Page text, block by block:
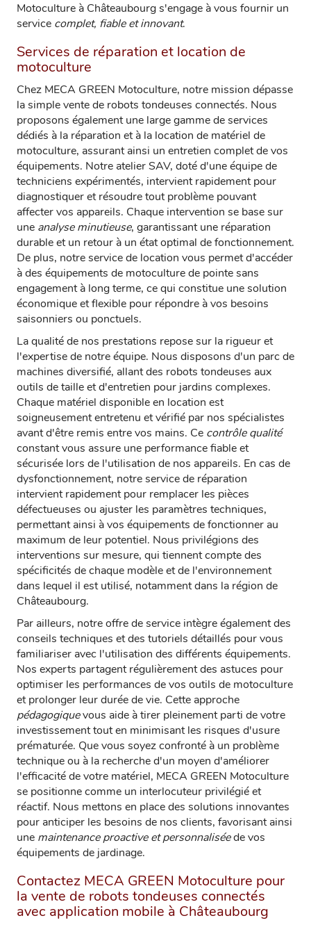
Motoculture à Châteaubourg s'engage à vous fournir un
service complet, fiable et innovant.
Services de réparation et location de
motoculture
Chez MECA GREEN Motoculture, notre mission dépasse
la simple vente de robots tondeuses connectés. Nous
proposons également une large gamme de services
dédiés à la réparation et à la location de matériel de
motoculture, assurant ainsi un entretien complet de vos
équipements. Notre atelier SAV, doté d'une équipe de
techniciens expérimentés, intervient rapidement pour
diagnostiquer et résoudre tout problème pouvant
affecter vos appareils. Chaque intervention se base sur
une analyse minutieuse, garantissant une réparation
durable et un retour à un état optimal de fonctionnement.
De plus, notre service de location vous permet d'accéder
à des équipements de motoculture de pointe sans
engagement à long terme, ce qui constitue une solution
économique et flexible pour répondre à vos besoins
saisonniers ou ponctuels.
La qualité de nos prestations repose sur la rigueur et
l'expertise de notre équipe. Nous disposons d'un parc de
machines diversifié, allant des robots tondeuses aux
outils de taille et d'entretien pour jardins complexes.
Chaque matériel disponible en location est
soigneusement entretenu et vérifié par nos spécialistes
avant d'être remis entre vos mains. Ce contrôle qualité
constant vous assure une performance fiable et
sécurisée lors de l'utilisation de nos appareils. En cas de
dysfonctionnement, notre service de réparation
intervient rapidement pour remplacer les pièces
défectueuses ou ajuster les paramètres techniques,
permettant ainsi à vos équipements de fonctionner au
maximum de leur potentiel. Nous privilégions des
interventions sur mesure, qui tiennent compte des
spécificités de chaque modèle et de l'environnement
dans lequel il est utilisé, notamment dans la région de
Châteaubourg.
Par ailleurs, notre offre de service intègre également des
conseils techniques et des tutoriels détaillés pour vous
familiariser avec l'utilisation des différents équipements.
Nos experts partagent régulièrement des astuces pour
optimiser les performances de vos outils de motoculture
et prolonger leur durée de vie. Cette approche
pédagogiquevous aide à tirer pleinement parti de votre
investissement tout en minimisant les risques d'usure
prématurée. Que vous soyez confronté à un problème
technique ou à la recherche d'un moyen d'améliorer
l'efficacité de votre matériel, MECA GREEN Motoculture
se positionne comme un interlocuteur privilégié et
réactif. Nous mettons en place des solutions innovantes
pour anticiper les besoins de nos clients, favorisant ainsi
une maintenance proactive et personnaliséede vos
équipements de jardinage.
Contactez MECA GREEN Motoculture pour
la vente de robots tondeuses connectés
avec application mobile à Châteaubourg